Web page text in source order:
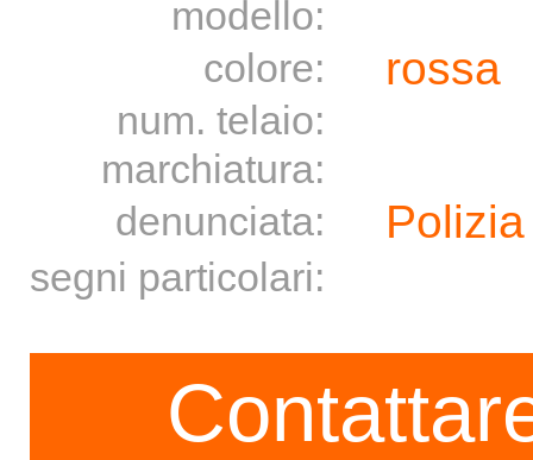
modello:
colore:
rossa
num. telaio:
marchiatura:
denunciata:
segni particolari: